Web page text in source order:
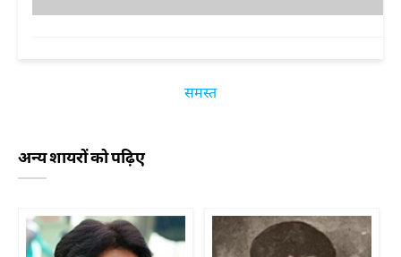
समस्त
अन्य शायरों को पढ़िए